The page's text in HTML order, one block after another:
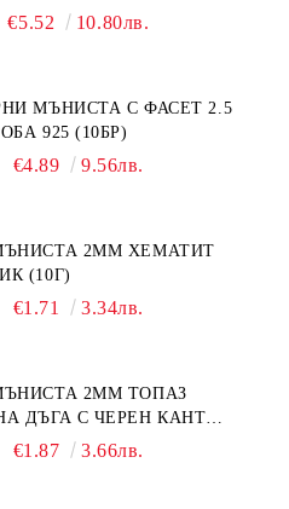
€5.52 10.80лв.
МЪНИСТА С ФАСЕТ 2.5
ММ, ПРОБА 925 (10БР)
€4.89 9.56лв.
2ММ ХЕМАТИТ
(10Г)
€1.71 3.34лв.
2ММ ТОПАЗ
ДЪГА С ЧЕРЕН КАНТ
€1.87 3.66лв.